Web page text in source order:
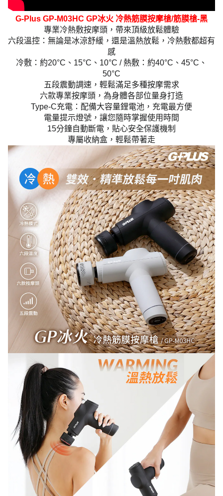
G-Plus GP-M03HC GP冰火 冷熱筋膜按摩槍/筋膜槍-黑
專業冷熱敷按摩頭，帶來頂級放鬆體驗
六段溫控：無論是冰涼舒緩，還是溫熱放鬆，冷熱敷都超有
感
冷敷：約20°C、15°C、10°C / 熱敷：約40°C、45°C、
50°C
五段震動調速，輕鬆滿足多種按摩需求
六款專業按摩頭，為身體各部位量身打造
Type-C充電：配備大容量鋰電池，充電最方便
電量提示燈號，讓您隨時掌握使用時間
15分鐘自動斷電，貼心安全保護機制
專屬收納盒，輕鬆帶著走